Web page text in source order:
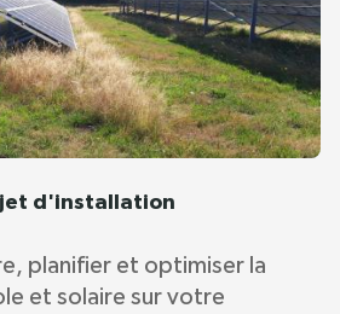
d'installation
planifier et optimiser la
et solaire sur votre